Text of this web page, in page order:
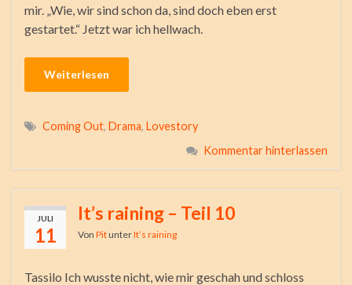
mir. „Wie, wir sind schon da, sind doch eben erst
gestartet.“ Jetzt war ich hellwach.
Weiterlesen
Coming Out, Drama, Lovestory
Kommentar hinterlassen
JULI
11
It’s raining – Teil 10
Von PitunterIt’s raining
Tassilo Ich wusste nicht, wie mir geschah und schloss